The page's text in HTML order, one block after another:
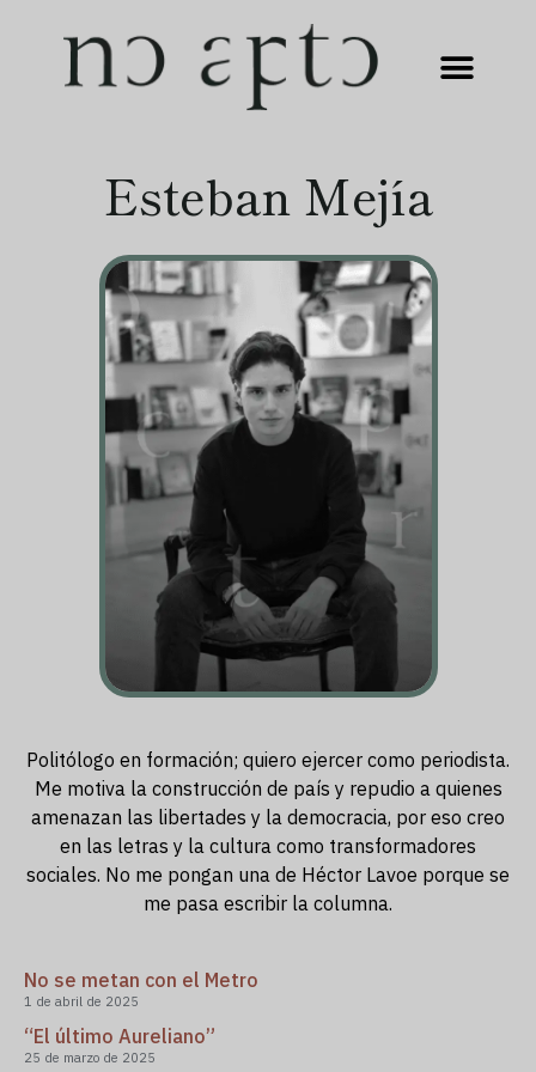
Esteban Mejía
Politólogo en formación; quiero ejercer como periodista.
Me motiva la construcción de país y repudio a quienes
amenazan las libertades y la democracia, por eso creo
en las letras y la cultura como transformadores
sociales. No me pongan una de Héctor Lavoe porque se
me pasa escribir la columna.
No se metan con el Metro
1 de abril de 2025
“El último Aureliano”
25 de marzo de 2025